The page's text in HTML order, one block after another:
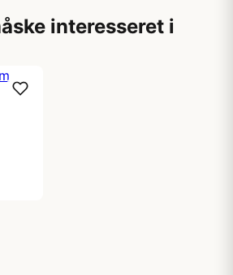
interesseret i